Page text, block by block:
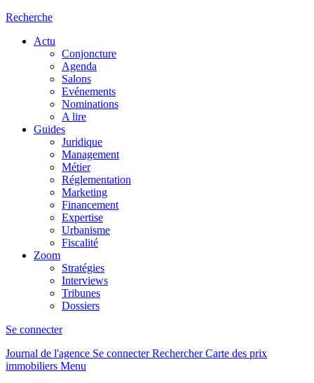
Recherche
Actu
Conjoncture
Agenda
Salons
Evénements
Nominations
A lire
Guides
Juridique
Management
Métier
Réglementation
Marketing
Financement
Expertise
Urbanisme
Fiscalité
Zoom
Stratégies
Interviews
Tribunes
Dossiers
Se connecter
Journal de l'agence Se connecterRechercher Carte des prix
immobiliers Menu